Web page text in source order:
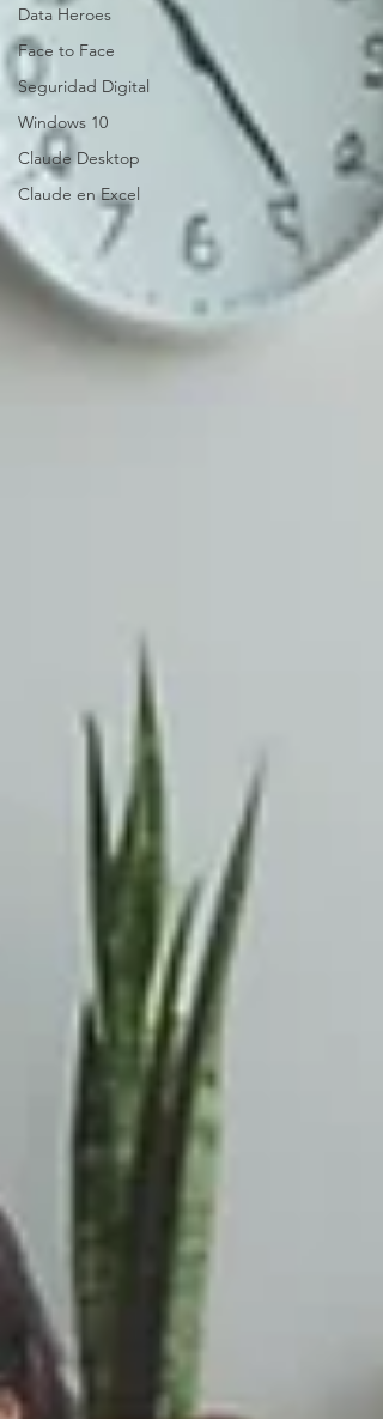
Data Heroes
Face to Face
Seguridad Digital
Windows 10
Claude Desktop
Claude en Excel